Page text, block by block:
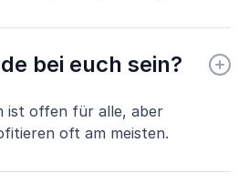
bei euch sein?
ist offen für alle, aber
oft am meisten.